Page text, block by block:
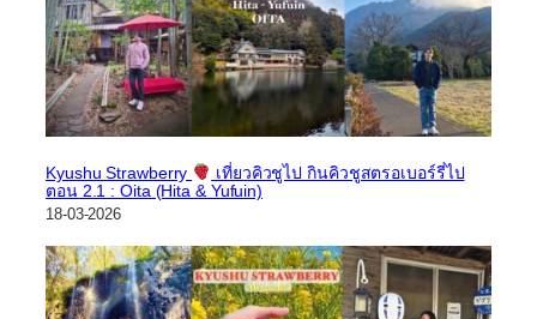
Kyushu Strawberry
เที่ยวคิวชูไป กินคิวชูสตรอเบอร์รี่ไป
ตอน 2.1 : Oita (Hita & Yufuin)
18-03-2026